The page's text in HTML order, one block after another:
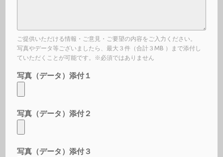
ご提供いただける情報・ご意見・ご要望の内容をご入力ください。
写真やデータ等ございましたら、最大３件（合計３MB ）まで添付し
ていただくことが可能です。※必須ではありません
写真（データ）添付１
写真（データ）添付２
写真（データ）添付３